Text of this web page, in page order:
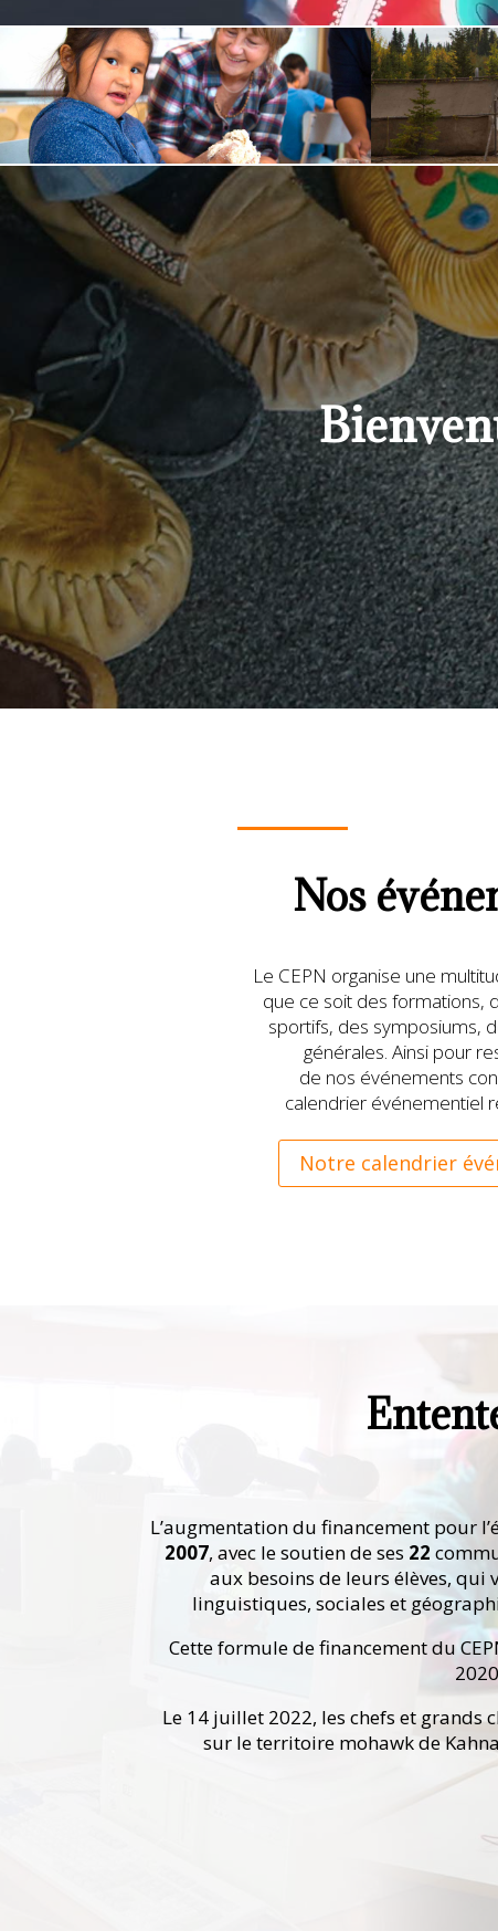
Nos
Le CEPN organise une
que ce soit des formations,
sportifs, des symposiums,
générales. Ainsi pour
de nos événements
calendrier événementiel
Notre calendrier
L’augmentation du financement pour
2007, avec le soutien de ses 22
aux besoins de leurs élèves,
linguistiques, sociales et
Cette formule de financement du
Le 14 juillet 2022, les chefs et grands
sur le territoire mohawk de